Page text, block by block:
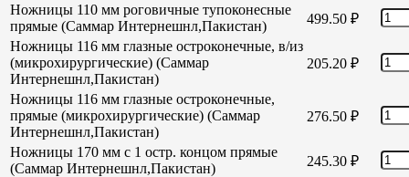
Ножницы 110 мм роговичные тупоконесные
прямые (Саммар Интернешнл,Пакистан)
499.50 ₽
Ножницы 116 мм глазные остроконечные, в/из
(микрохирургические) (Саммар
Интернешнл,Пакистан)
205.20 ₽
Ножницы 116 мм глазные остроконечные,
прямые (микрохирургические) (Саммар
Интернешнл,Пакистан)
276.50 ₽
Ножницы 170 мм с 1 остр. концом прямые
(Саммар Интернешнл,Пакистан)
245.30 ₽